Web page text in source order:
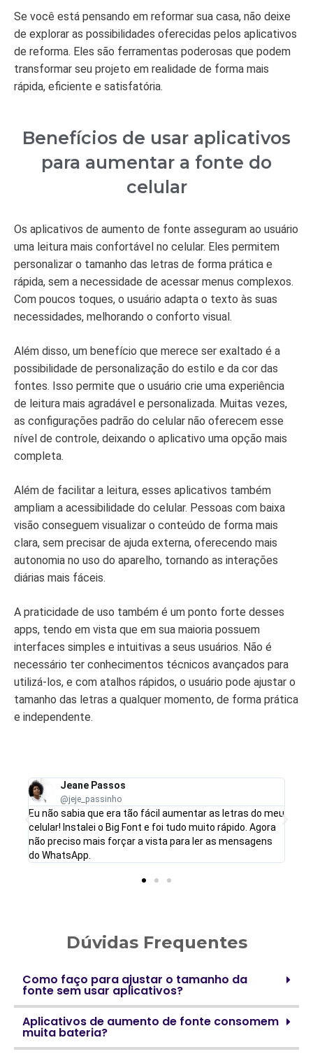
Se você está pensando em reformar sua casa, não deixe
de explorar as possibilidades oferecidas pelos aplicativos
de reforma. Eles são ferramentas poderosas que podem
transformar seu projeto em realidade de forma mais
rápida, eficiente e satisfatória.
Benefícios de usar aplicativos
para aumentar a fonte do
celular
Os aplicativos de aumento de fonte asseguram ao usuário
uma leitura mais confortável no celular. Eles permitem
personalizar o tamanho das letras de forma prática e
rápida, sem a necessidade de acessar menus complexos.
Com poucos toques, o usuário adapta o texto às suas
necessidades, melhorando o conforto visual.
Além disso, um benefício que merece ser exaltado é a
possibilidade de personalização do estilo e da cor das
fontes. Isso permite que o usuário crie uma experiência
de leitura mais agradável e personalizada. Muitas vezes,
as configurações padrão do celular não oferecem esse
nível de controle, deixando o aplicativo uma opção mais
completa.
Além de facilitar a leitura, esses aplicativos também
ampliam a acessibilidade do celular. Pessoas com baixa
visão conseguem visualizar o conteúdo de forma mais
clara, sem precisar de ajuda externa, oferecendo mais
autonomia no uso do aparelho, tornando as interações
diárias mais fáceis.
A praticidade de uso também é um ponto forte desses
apps, tendo em vista que em sua maioria possuem
interfaces simples e intuitivas a seus usuários. Não é
necessário ter conhecimentos técnicos avançados para
utilizá-los, e com atalhos rápidos, o usuário pode ajustar o
tamanho das letras a qualquer momento, de forma prática
e independente.
Jeane Passos
@jeje_passinho
Eu não sabia que era tão fácil aumentar as letras do meu
celular! Instalei o Big Font e foi tudo muito rápido. Agora
não preciso mais forçar a vista para ler as mensagens
do WhatsApp.
Dúvidas Frequentes
Como faço para ajustar o tamanho da
fonte sem usar aplicativos?
Aplicativos de aumento de fonte consomem
muita bateria?